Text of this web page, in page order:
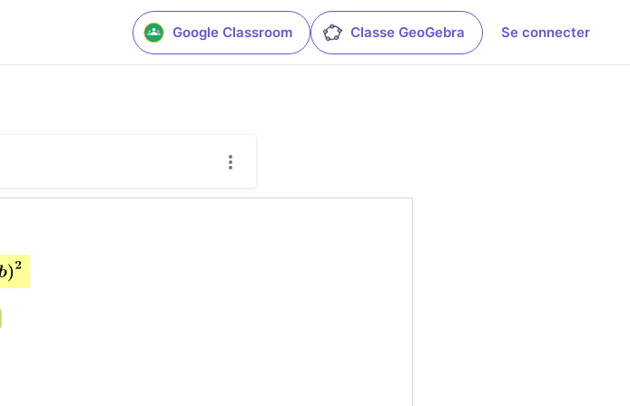
Google Classroom Classe GeoGebra Se connecter